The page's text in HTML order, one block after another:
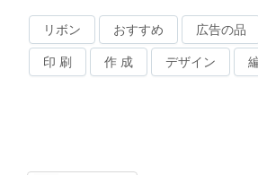
リボン おすすめ 広告の品
印 刷 作 成 デザイン